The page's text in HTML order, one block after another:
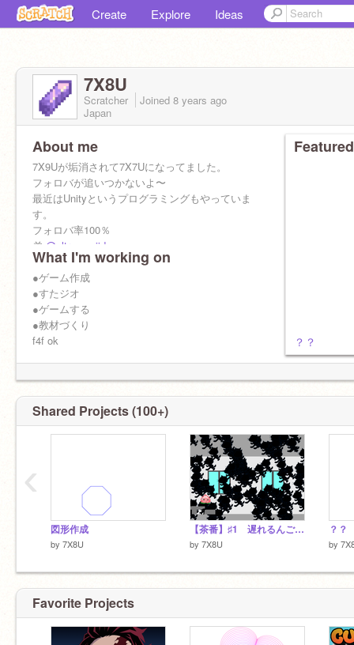
Create Explore Ideas
7X8U
Scratcher Joined 8 years ago
Japan
About me
7X9Uが垢消されて7X7Uになってました。
フォロバが追いつかないよ〜
最近はUnityというプログラミングもやっていま
す。
フォロバ率100％
弟 @ultramanjido
リア友@GXcNal0
あだ名:ななっくす
6年生
What I'm working on
●ゲーム作成
●すたジオ
●ゲームする
●教材づくり
f4f ok
？？
Shared Projects (100+)
図形作成
by 7X8U
【茶番】♯1 遅れるんご カオス
by 7X8U
？？
by
‹
Favorite Projects